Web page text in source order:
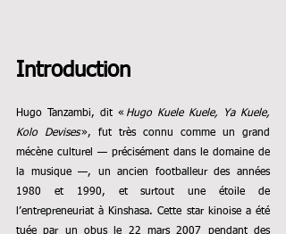
Introduction
Hugo Tanzambi, dit « Hugo Kuele Kuele, Ya Kuele,
Kolo Devises », fut très connu comme un grand
mécène culturel — précisément dans le domaine de
la musique —, un ancien footballeur des années
1980 et 1990, et surtout une étoile de
l’entrepreneuriat à Kinshasa. Cette star kinoise a été
tuée par un obus le 22 mars 2007 pendant des